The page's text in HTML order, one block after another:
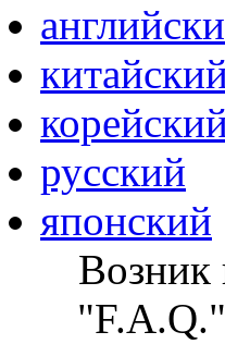
русский
японский
Возник